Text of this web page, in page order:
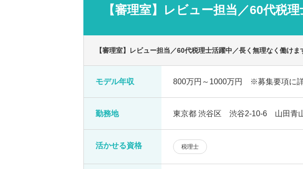
サービス紹介
よくあるご質問
転職お役立ち情報
2回目以降の転職の方へ
未経験分
業界情報
税理士試験合格後の流れ
求人情報
【審理室】レビュー担当／60代税
【審理室】レビュー担当／60代税理士活躍中／長く無理なく働けま
モデル年収 800万円～1000万円 ※募集要項に
勤務地 東京都 渋谷区 渋谷2-10-6 山田青
活かせる資格 税理士